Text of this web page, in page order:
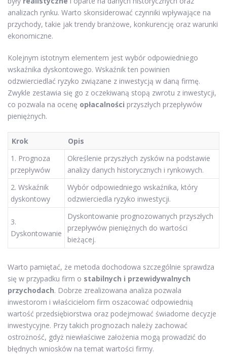
analizach rynku. Warto skonsiderować czynniki wpływające na
przychody, takie jak trendy branżowe, konkurencję oraz warunki
ekonomiczne.
Kolejnym istotnym elementem jest wybór odpowiedniego
wskaźnika dyskontowego. Wskaźnik ten powinien
odzwierciedlać ryzyko związane z inwestycją w daną firmę.
Zwykle zestawia się go z oczekiwaną stopą zwrotu z inwestycji,
co pozwala na ocenę opłacalności przyszłych przepływów
pieniężnych.
Krok
Opis
1. Prognoza
przepływów
Określenie przyszłych zysków na podstawie
analizy danych historycznych i rynkowych.
2. Wskaźnik
dyskontowy
Wybór odpowiedniego wskaźnika, który
odzwierciedla ryzyko inwestycji.
3.
Dyskontowanie
Dyskontowanie prognozowanych przyszłych
przepływów pieniężnych do wartości
bieżącej.
Warto pamiętać, że metoda dochodowa szczególnie sprawdza
się w przypadku firm o stabilnych i przewidywalnych
przychodach. Dobrze zrealizowana analiza pozwala
inwestorom i właścicielom firm oszacować odpowiednią
wartość przedsiębiorstwa oraz podejmować świadome decyzje
inwestycyjne. Przy takich prognozach należy zachować
ostrożność, gdyż niewłaściwe założenia mogą prowadzić do
błędnych wniosków na temat wartości firmy.